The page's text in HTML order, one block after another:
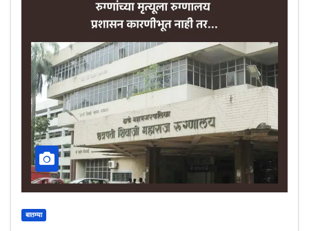
बातम्या